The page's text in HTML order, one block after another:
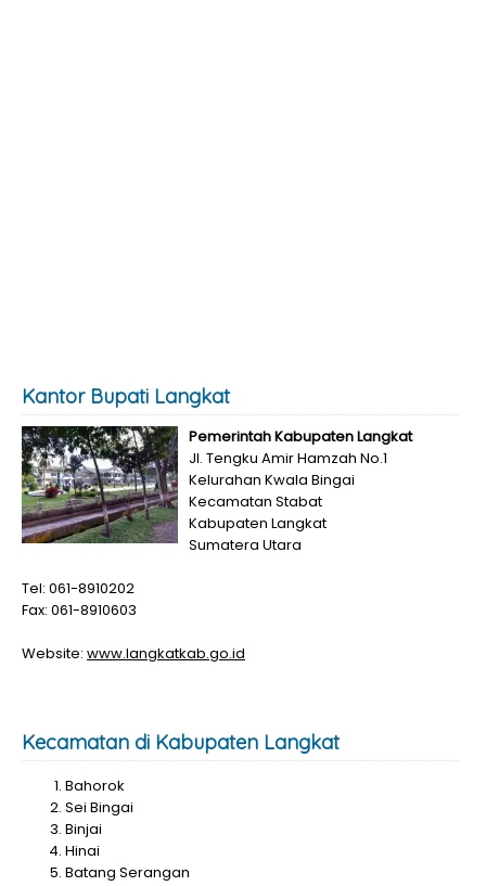
Kantor Bupati Langkat
Pemerintah Kabupaten Langkat
Jl. Tengku Amir Hamzah No.1
Kelurahan Kwala Bingai
Kecamatan Stabat
Kabupaten Langkat
Sumatera Utara
Tel: 061-8910202
Fax: 061-8910603
Website: www.langkatkab.go.id
Kecamatan di Kabupaten Langkat
Bahorok
Sei Bingai
Binjai
Hinai
Batang Serangan